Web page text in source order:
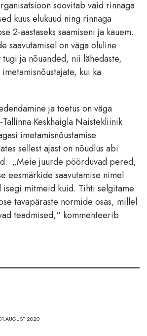
soovitab vaid rinnaga
kuus elukuud ning rinnaga
2-aastaseks saamiseni ja kauem.
saavutamisel on väga oluline
ja nõuanded, nii lähedaste,
kui ka
ja toetus on väga
Keskhaigla Naistekliinik
imetamisnõustamise
sellest ajast on nõudlus abi
„Meie juurde pöörduvad pered,
eesmärkide saavutamise nimel
isegi mitmeid kuid. Tihti selgitame
tavapäraste normide osas, millel
teadmised,“ kommenteerib
2020